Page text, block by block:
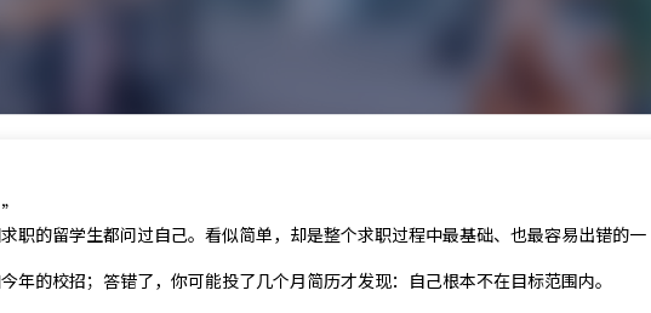
职的留学生都问过自己。看似简单，却是整个求职过程中最基础、也最容易出错的一
年的校招；答错了，你可能投了几个月简历才发现：自己根本不在目标范围内。